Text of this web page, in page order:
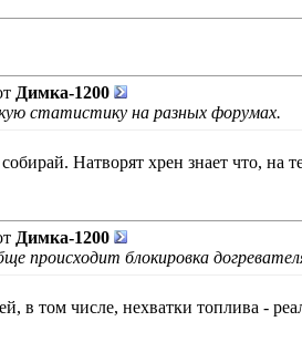
Димка-1200
статистику на разных форумах.
Натворят хрен знает что, на
Димка-1200
происходит блокировка
в том числе, нехватки топлива -